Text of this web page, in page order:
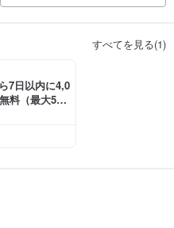
すべてを見る(1)
7日以内に4,0
料（最大500